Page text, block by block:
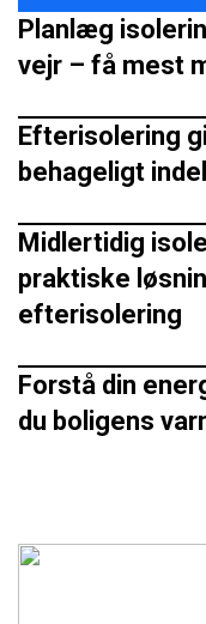
Planlæg
vejr – få mest
Efterisolering
behageligt
Midlertidig
praktiske
efterisolering
Forstå din
du boligens